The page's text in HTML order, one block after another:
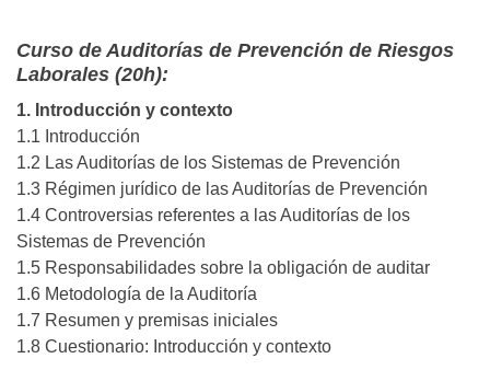
Curso de Auditorías de Prevención de Riesgos
Laborales (20h):
1. Introducción y contexto
1.1 Introducción
1.2 Las Auditorías de los Sistemas de Prevención
1.3 Régimen jurídico de las Auditorías de Prevención
1.4 Controversias referentes a las Auditorías de los
Sistemas de Prevención
1.5 Responsabilidades sobre la obligación de auditar
1.6 Metodología de la Auditoría
1.7 Resumen y premisas iniciales
1.8 Cuestionario: Introducción y contexto